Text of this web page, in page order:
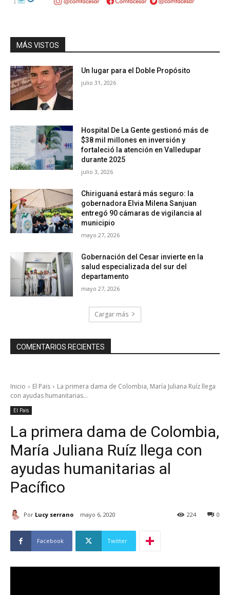
MÁS VISTOS
Un lugar para el Doble Propósito
julio 31, 2026
Hospital De La Gente gestionó más de
$38 mil millones en inversión y
fortaleció la atención en Valledupar
durante 2025
julio 3, 2026
Chiriguaná estará más seguro: la
gobernadora Elvia Milena Sanjuan
entregó 90 cámaras de vigilancia al
municipio
mayo 27, 2026
Gobernación del Cesar invierte en la
salud especializada del sur del
departamento
mayo 27, 2026
Cargar más
COMENTARIOS RECIENTES